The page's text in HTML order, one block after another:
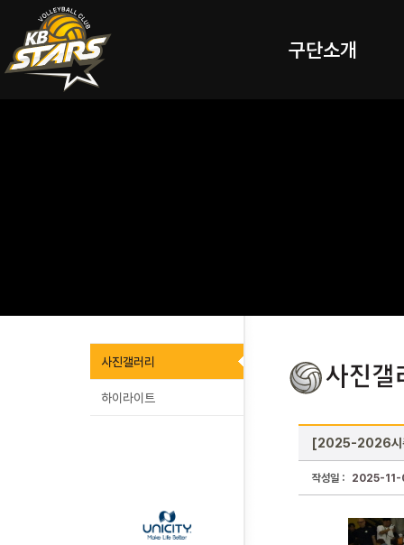
구단소개
사진갤러리
하이라이트
[2025-2026시
작성일 : 2025-11-